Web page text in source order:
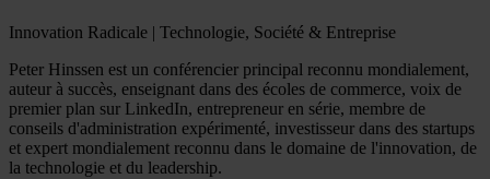
Innovation Radicale | Technologie, Société & Entreprise
Peter Hinssen est un conférencier principal reconnu mondialement,
auteur à succès, enseignant dans des écoles de commerce, voix de
premier plan sur LinkedIn, entrepreneur en série, membre de
conseils d'administration expérimenté, investisseur dans des startups
et expert mondialement reconnu dans le domaine de l'innovation, de
la technologie et du leadership.